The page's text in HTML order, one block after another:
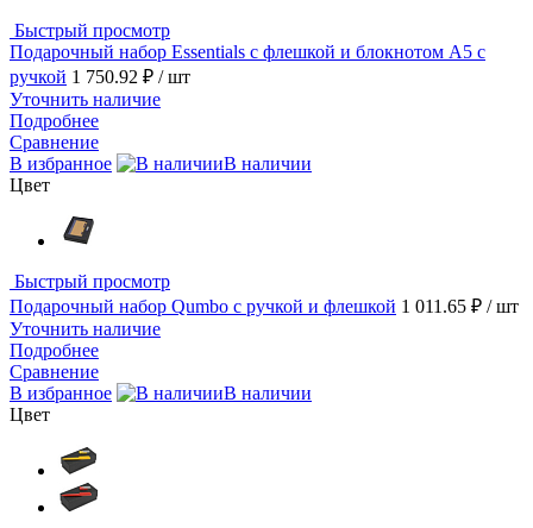
Быстрый просмотр
Подарочный набор Essentials с флешкой и блокнотом А5 с
ручкой 1 750.92 ₽ / шт
Уточнить наличие
Подробнее
Сравнение
В избранное
В наличии
Цвет
Быстрый просмотр
Подарочный набор Qumbo с ручкой и флешкой 1 011.65 ₽ / шт
Уточнить наличие
Подробнее
Сравнение
В избранное
В наличии
Цвет